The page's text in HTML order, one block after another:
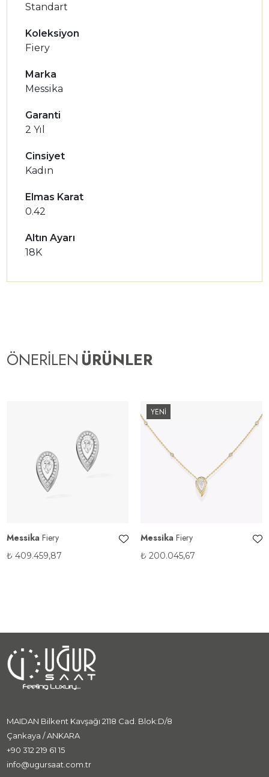
Standart
Koleksiyon
Fiery
Marka
Messika
Garanti
2 Yıl
Cinsiyet
Kadın
Elmas Karat
0.42
Altın Ayarı
18K
ÖNERİLEN ÜRÜNLER
Messika Fiery
₺ 409.459,87
YENİ
Messika Fiery
₺ 200.045,67
MAIDAN Bilkent Kavşağı 2118 Cad. Blok:D/8
Çankaya / ANKARA
+90 312 219 61 15
info@ugursaat.com.tr